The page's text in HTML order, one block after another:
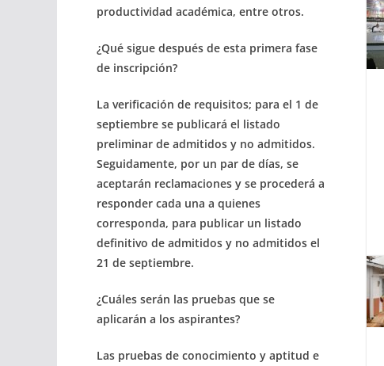
productividad académica, entre otros.
¿Qué sigue después de esta primera fase
de inscripción?
La verificación de requisitos; para el 1 de
septiembre se publicará el listado
preliminar de admitidos y no admitidos.
Seguidamente, por un par de días, se
aceptarán reclamaciones y se procederá a
responder cada una a quienes
corresponda, para publicar un listado
definitivo de admitidos y no admitidos el
21 de septiembre.
¿Cuáles serán las pruebas que se
aplicarán a los aspirantes?
Las pruebas de conocimiento y aptitud e